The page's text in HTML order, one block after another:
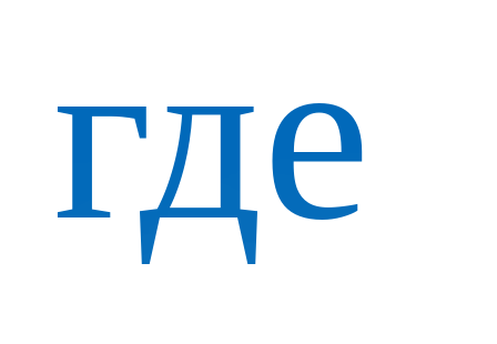
где